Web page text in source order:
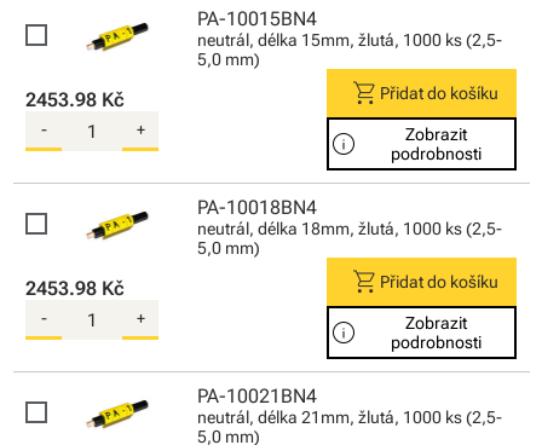
PA-10015BN4
neutrál, délka 15mm, žlutá, 1000 ks (2,5-
5,0 mm)
2453.98 Kč
- +
shopping_cart Přidat do košíku
info
Zobrazit
podrobnosti
PA-10018BN4
neutrál, délka 18mm, žlutá, 1000 ks (2,5-
5,0 mm)
2453.98 Kč
- +
shopping_cart Přidat do košíku
info
Zobrazit
podrobnosti
PA-10021BN4
neutrál, délka 21mm, žlutá, 1000 ks (2,5-
5,0 mm)